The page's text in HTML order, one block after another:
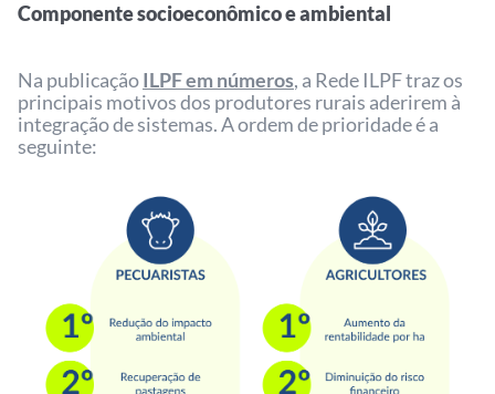
Componente socioeconômico e ambiental
Na publicaçãoILPF em números, a Rede ILPF traz os
principais motivos dos produtores rurais aderirem à
integração de sistemas. A ordem de prioridade é a
seguinte: